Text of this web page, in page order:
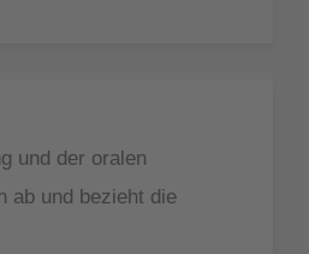
und der oralen
ab und bezieht die